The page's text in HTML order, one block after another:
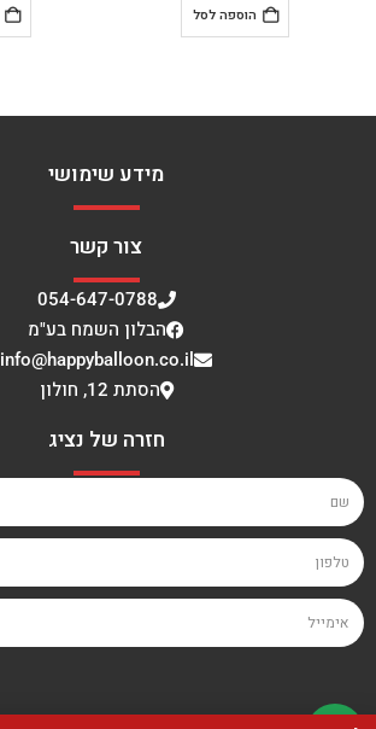
הוספה לסל
מידע שימושי
צור קשר
054-647-0788
הבלון השמח בע"מ
info@happyballoon.co.il
הסתת 12, חולון
חזרה של נציג